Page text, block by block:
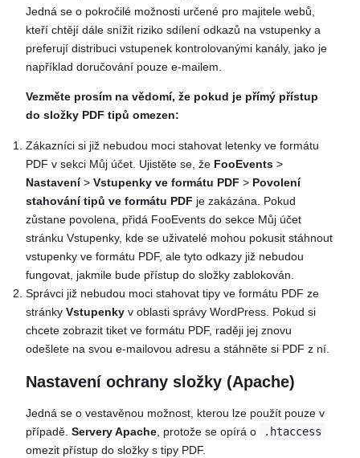
Jedná se o pokročilé možnosti určené pro majitele webů,
kteří chtějí dále snížit riziko sdílení odkazů na vstupenky a
preferují distribuci vstupenek kontrolovanými kanály, jako je
například doručování pouze e-mailem.
Vezměte prosím na vědomí, že pokud je přímý přístup
do složky PDF tipů omezen:
Zákazníci si již nebudou moci stahovat letenky ve formátu
PDF v sekci Můj účet. Ujistěte se, že FooEvents >
Nastavení> Vstupenky ve formátu PDF > Povolení
stahování tipů ve formátu PDF je zakázána. Pokud
zůstane povolena, přidá FooEvents do sekce Můj účet
stránku Vstupenky, kde se uživatelé mohou pokusit stáhnout
vstupenky ve formátu PDF, ale tyto odkazy již nebudou
fungovat, jakmile bude přístup do složky zablokován.
Správci již nebudou moci stahovat tipy ve formátu PDF ze
stránky Vstupenky v oblasti správy WordPress. Pokud si
chcete zobrazit tiket ve formátu PDF, raději jej znovu
odešlete na svou e-mailovou adresu a stáhněte si PDF z ní.
Nastavení ochrany složky (Apache)
Jedná se o vestavěnou možnost, kterou lze použít pouze v
případě. Servery Apache, protože se opírá o
.htaccess
omezit přístup do složky s tipy PDF.